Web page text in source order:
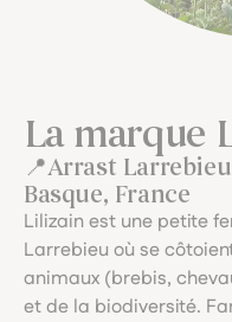
La marque
Arrast Larrebieu
Basque, France
Lilizain est une petite
Larrebieu où se
animaux (brebis,
et de la biodiversité.